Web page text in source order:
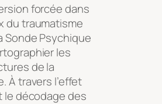
forcée dans
du traumatisme
Sonde Psychique
les
de la
À travers l’effet
le décodage des